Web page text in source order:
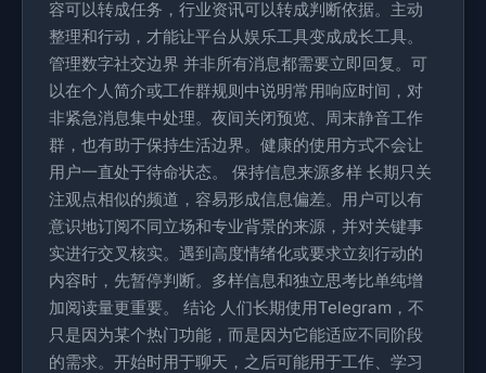
容可以转成任务，行业资讯可以转成判断依据。主动
整理和行动，才能让平台从娱乐工具变成成长工具。
管理数字社交边界 并非所有消息都需要立即回复。可
以在个人简介或工作群规则中说明常用响应时间，对
非紧急消息集中处理。夜间关闭预览、周末静音工作
群，也有助于保持生活边界。健康的使用方式不会让
用户一直处于待命状态。 保持信息来源多样 长期只关
注观点相似的频道，容易形成信息偏差。用户可以有
意识地订阅不同立场和专业背景的来源，并对关键事
实进行交叉核实。遇到高度情绪化或要求立刻行动的
内容时，先暂停判断。多样信息和独立思考比单纯增
加阅读量更重要。 结论 人们长期使用Telegram，不
只是因为某个热门功能，而是因为它能适应不同阶段
的需求。开始时用于聊天，之后可能用于工作、学习